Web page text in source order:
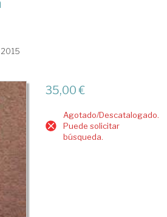
35,00 €
Agotado/Descatalogado.
Puede solicitar
búsqueda.